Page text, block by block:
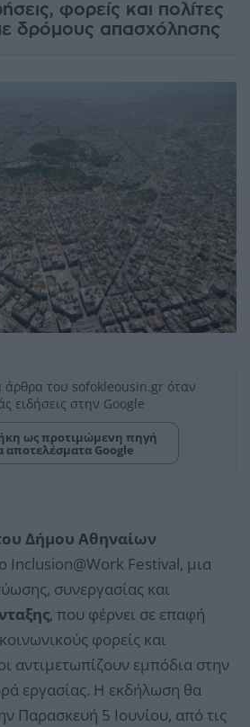
φορείς και πολίτες
δρόμους απασχόλησης
άρθρα του sofokleousin.gr όταν
ειδήσεις στην Google
ως προτιμώμενη πηγή
αποτελέσματα Google
Δήμου Αθηναίων
Inclusion@Work Festival, μια
συνεργασίας και
, που φέρνει σε επαφή
φορείς και
αντιμετωπίζουν εμπόδια στην
εργασίας. Η εκδήλωση θα
Παρασκευή 5 Ιουνίου, από τις